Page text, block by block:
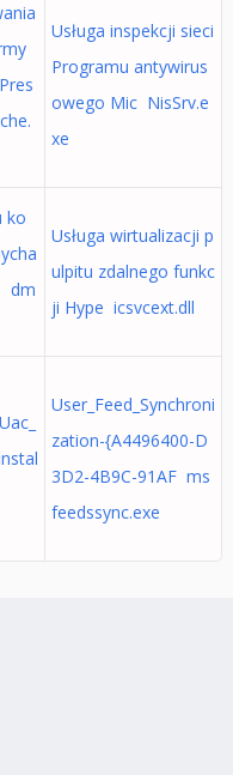
Usługa inspekcji sieci
Programu antywirus
owego Mic NisSrv.e
xe
ko
dm
Usługa wirtualizacji p
ulpitu zdalnego funkc
ji Hype icsvcext.dll
User_Feed_Synchroni
zation-{A4496400-D
3D2-4B9C-91AF ms
feedssync.exe